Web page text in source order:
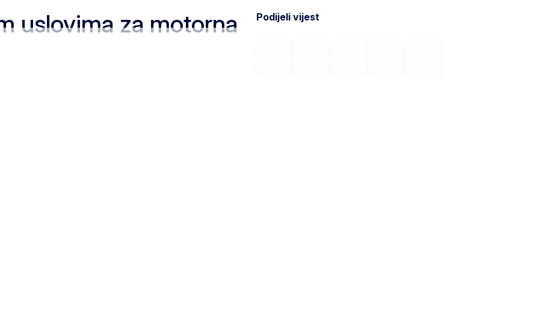
uslovima za motorna
Podijeli vijest